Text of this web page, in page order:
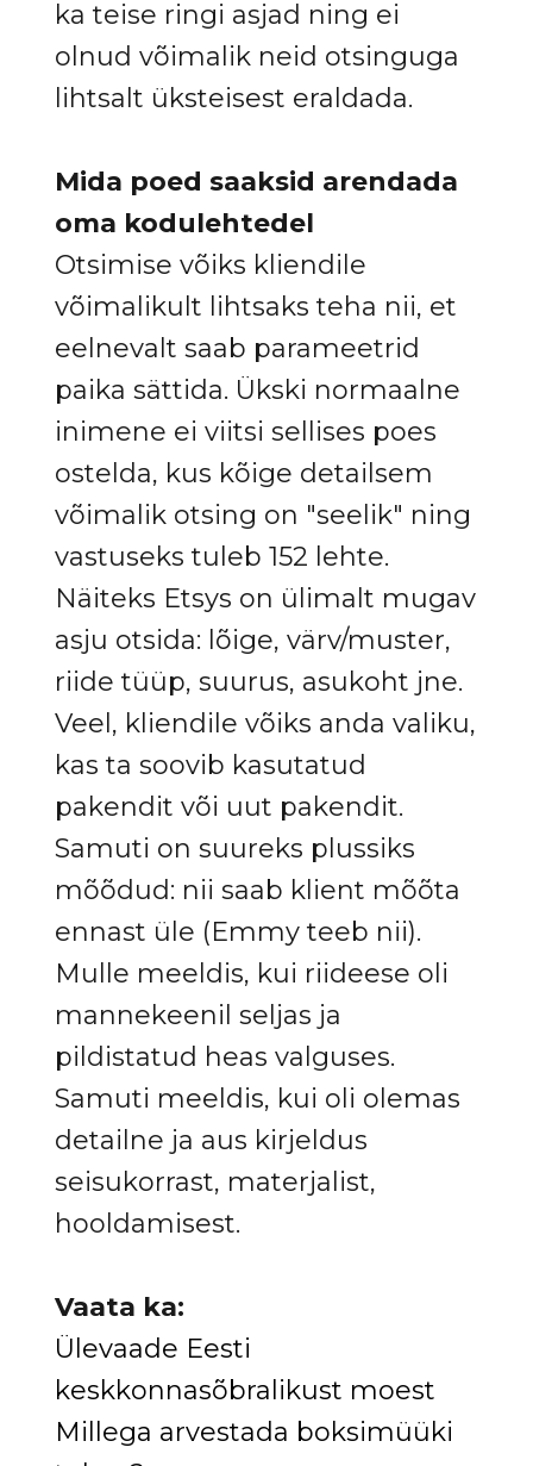
ka teise ringi asjad ning ei
olnud võimalik neid otsinguga
lihtsalt üksteisest eraldada.
Mida poed saaksid arendada
oma kodulehtedel
Otsimise võiks kliendile
võimalikult lihtsaks teha nii, et
eelnevalt saab parameetrid
paika sättida. Ükski normaalne
inimene ei viitsi sellises poes
ostelda, kus kõige detailsem
võimalik otsing on "seelik" ning
vastuseks tuleb 152 lehte.
Näiteks Etsys on ülimalt mugav
asju otsida: lõige, värv/muster,
riide tüüp, suurus, asukoht jne.
Veel, kliendile võiks anda valiku,
kas ta soovib kasutatud
pakendit või uut pakendit.
Samuti on suureks plussiks
mõõdud: nii saab klient mõõta
ennast üle (Emmy teeb nii).
Mulle meeldis, kui riideese oli
mannekeenil seljas ja
pildistatud heas valguses.
Samuti meeldis, kui oli olemas
detailne ja aus kirjeldus
seisukorrast, materjalist,
hooldamisest.
Vaata ka:
Ülevaade Eesti
keskkonnasõbralikust moest
Millega arvestada boksimüüki